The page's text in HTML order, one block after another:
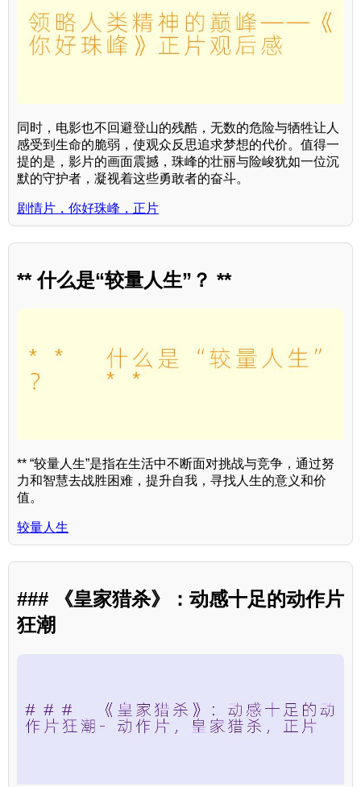
同时，电影也不回避登山的残酷，无数的危险与牺牲让人
感受到生命的脆弱，使观众反思追求梦想的代价。值得一
提的是，影片的画面震撼，珠峰的壮丽与险峻犹如一位沉
默的守护者，凝视着这些勇敢者的奋斗。
剧情片，你好珠峰，正片
** 什么是“较量人生”？ **
** “较量人生”是指在生活中不断面对挑战与竞争，通过努
力和智慧去战胜困难，提升自我，寻找人生的意义和价
值。
较量人生
### 《皇家猎杀》：动感十足的动作片
狂潮